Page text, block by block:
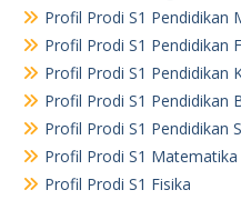
Profil Prodi S1 Pendidikan
Profil Prodi S1 Pendidikan
Profil Prodi S1 Pendidikan
Profil Prodi S1 Pendidikan
Profil Prodi S1 Pendidikan
Profil Prodi S1 Matematika
Profil Prodi S1 Fisika